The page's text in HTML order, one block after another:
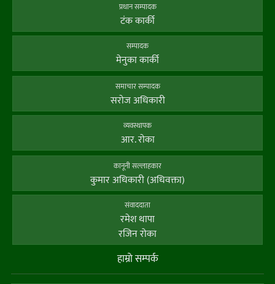
प्रधान सम्पादक
टंक कार्की
सम्पादक
मेनुका कार्की
समाचार सम्पादक
सराेज अधिकारी
व्यवस्थापक
आर. राेका
कानूनी सल्लाहकार
कुमार अधिकारी (अधिवक्ता)
संवाददाता
रमेश थापा
रजिन रोका
हाम्राे सम्पर्क